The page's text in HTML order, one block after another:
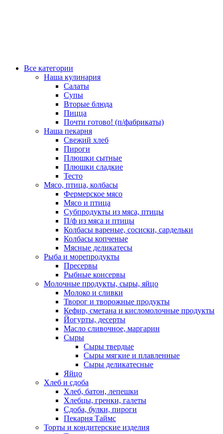
Все категории
Наша кулинария
Салаты
Супы
Вторые блюда
Пицца
Почти готово! (п/фабрикаты)
Наша пекарня
Свежий хлеб
Пироги
Плюшки сытные
Плюшки сладкие
Тесто
Мясо, птица, колбасы
Фермерское мясо
Мясо и птица
Субпродукты из мяса, птицы
П/ф из мяса и птицы
Колбасы вареные, сосиски, сардельки
Колбасы копченые
Мясные деликатесы
Рыба и морепродукты
Пресервы
Рыбные консервы
Молочные продукты, сыры, яйцо
Молоко и сливки
Творог и творожные продукты
Кефир, сметана и кисломолочные продукты
Йогурты, десерты
Масло сливочное, маргарин
Сыры
Сыры твердые
Сыры мягкие и плавленные
Сыры деликатесные
Яйцо
Хлеб и сдоба
Хлеб, батон, лепешки
Хлебцы, гренки, галеты
Сдоба, булки, пироги
Пекарня Таймс
Торты и кондитерские изделия